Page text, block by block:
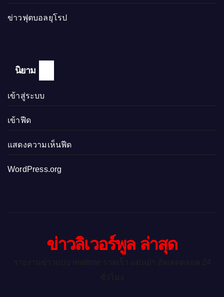
ข่าวฟุตบอลยุโรป
นิยาม
เข้าสู่ระบบ
เข้าฟีด
แสดงความเห็นฟีด
WordPress.org
ข่าวลิเวอร์พูล ล่าสุด